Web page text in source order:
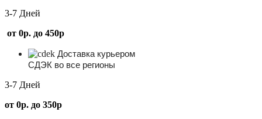
3-7 Дней
от 0р. до 450р
Доставка курьером
СДЭК во все регионы
3-7 Дней
от 0р. до 350р